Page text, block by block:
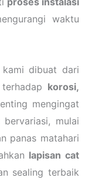
waktu
dibuat dari
korosi,
mengingat
mulai
panas matahari
lapisan cat
sealing terbaik